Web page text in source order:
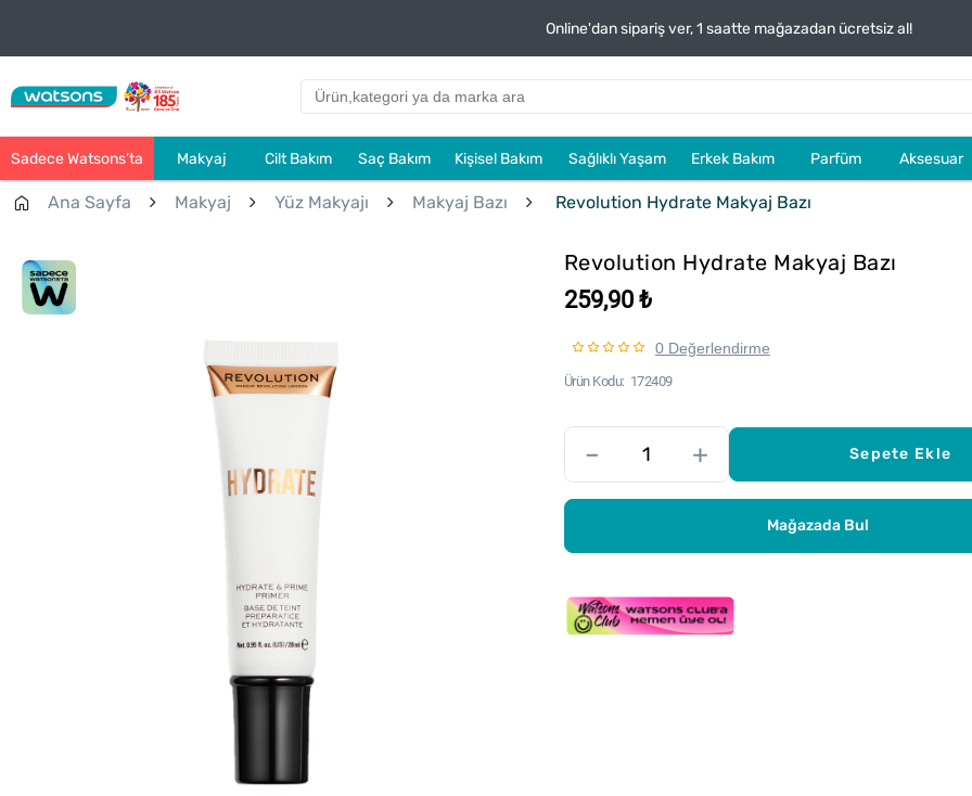
Online'dan sipariş ver, 1 saatte mağazadan ücretsiz al!
Sadece Watsons’ta Makyaj Cilt Bakım Saç Bakım Kişisel Bakım Sağlıklı Yaşam Erkek Bakım Parfüm Aksesuar
Ana Sayfa Makyaj Yüz Makyajı Makyaj Bazı Revolution Hydrate Makyaj Bazı
Revolution Hydrate Makyaj Bazı
259,90 ₺
0 Değerlendirme
Ürün Kodu 172409
– + Sepete Ekle
Mağazada Bul